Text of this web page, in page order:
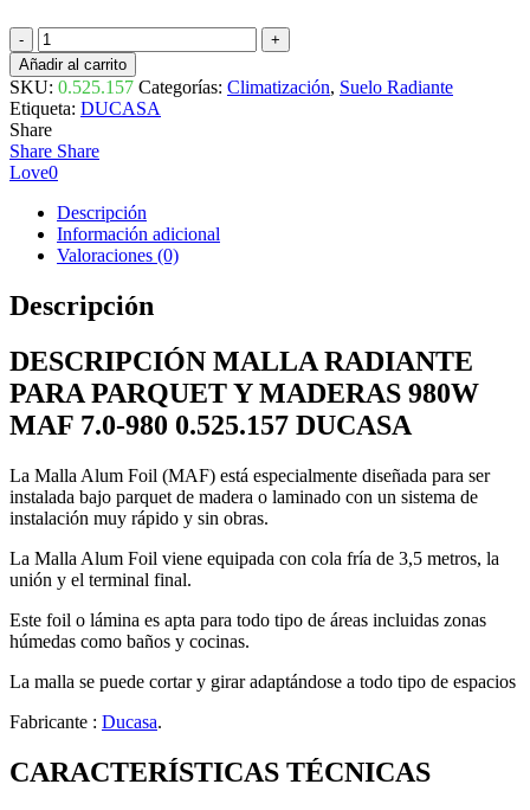
MALLA
RADIANTE
PARA
PARQUET
Y
MADERAS
980W
MAF
7.0-
980
0.525.157
DUCASA
cantidad
Añadir al carrito
SKU: 0.525.157 Categorías: Climatización, Suelo Radiante
Etiqueta: DUCASA
Share
Share Share
Love0
Descripción
Información adicional
Valoraciones (0)
Descripción
DESCRIPCIÓN MALLA RADIANTE
PARA PARQUET Y MADERAS 980W
MAF 7.0-980 0.525.157 DUCASA
La Malla Alum Foil (MAF) está especialmente diseñada para ser
instalada bajo parquet de madera o laminado con un sistema de
instalación muy rápido y sin obras.
La Malla Alum Foil viene equipada con cola fría de 3,5 metros, la
unión y el terminal final.
Este foil o lámina es apta para todo tipo de áreas incluidas zonas
húmedas como baños y cocinas.
La malla se puede cortar y girar adaptándose a todo tipo de espacios
Fabricante : Ducasa.
CARACTERÍSTICAS TÉCNICAS